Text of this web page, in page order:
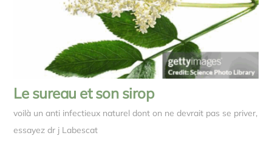
Le sureau et son sirop
voilà un anti infectieux naturel dont on ne devrait pas se priver,
essayez dr j Labescat